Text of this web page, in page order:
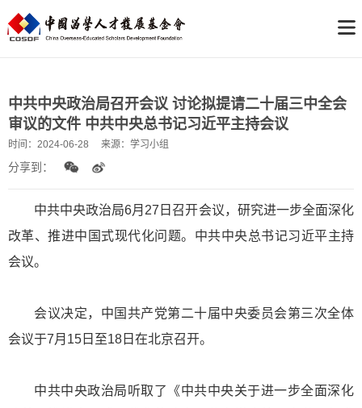
中共中央政治局召开会议 讨论拟提请二十届三中全会
审议的文件 中共中央总书记习近平主持会议
时间： 2024-06-28 来源： 学习小组
分享到：
中共中央政治局6月27日召开会议，研究进一步全面深化
改革、推进中国式现代化问题。中共中央总书记习近平主持
会议。
会议决定，中国共产党第二十届中央委员会第三次全体
会议于7月15日至18日在北京召开。
中共中央政治局听取了《中共中央关于进一步全面深化